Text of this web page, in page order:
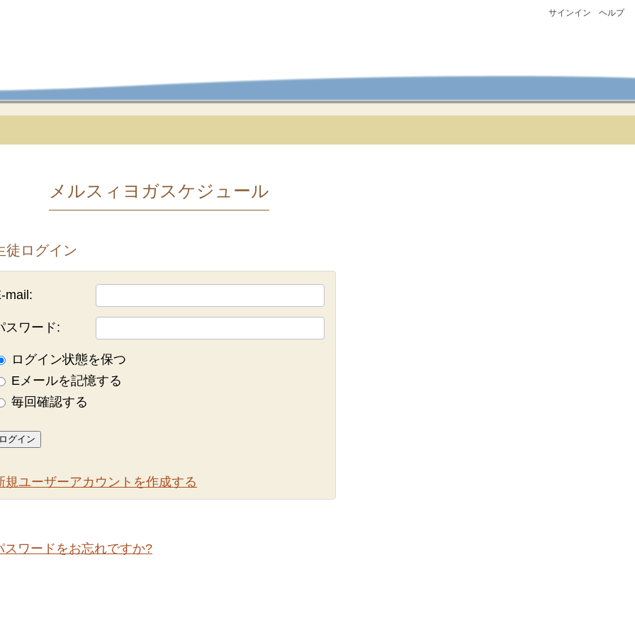
サインイン ヘルプ
メルスィヨガスケジュール
徒ログイン
mail:
スワード:
ログイン状態を保つ
Eメールを記憶する
毎回確認する
グイン
規ユーザーアカウントを作成する
スワードをお忘れですか?